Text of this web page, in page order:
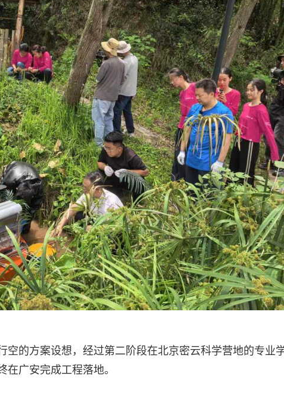
空的方案设想，经过第二阶段在北京密云科学营地的专业
广安完成工程落地。